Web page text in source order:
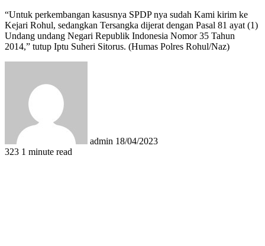
“Untuk perkembangan kasusnya SPDP nya sudah Kami kirim ke
Kejari Rohul, sedangkan Tersangka dijerat dengan Pasal 81 ayat (1)
Undang undang Negari Republik Indonesia Nomor 35 Tahun
2014,” tutup Iptu Suheri Sitorus. (Humas Polres Rohul/Naz)
admin 18/04/2023
323 1 minute read